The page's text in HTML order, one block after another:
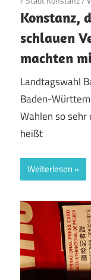
Konstanz,
schlauen
machten
Landtagswahl
Baden-
Wahlen so sehr
heißt
Weiterlesen